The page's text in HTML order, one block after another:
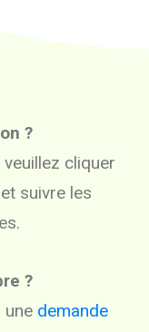
?
cliquer
et suivre les
?
une demande